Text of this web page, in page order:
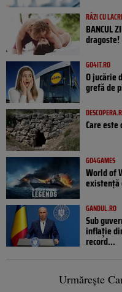
RÂZI CU
BANCUL
dragoste!
GO4IT.RO
O jucărie
grefă de
Care
GO4GAMES
World of
existență
GANDUL.RO
Sub
inflație
record...
Urmărește